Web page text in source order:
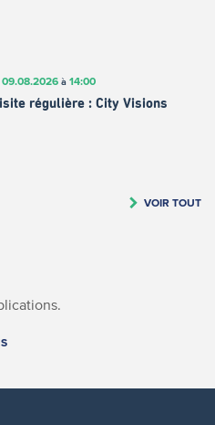
09.08.2026à 14:00
régulière : City Visions
VOIR TOUT